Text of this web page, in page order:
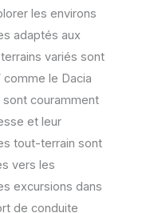
les environs
adaptés aux
variés sont
le Dacia
sont couramment
et leur
tout-terrain sont
vers les
excursions dans
de conduite